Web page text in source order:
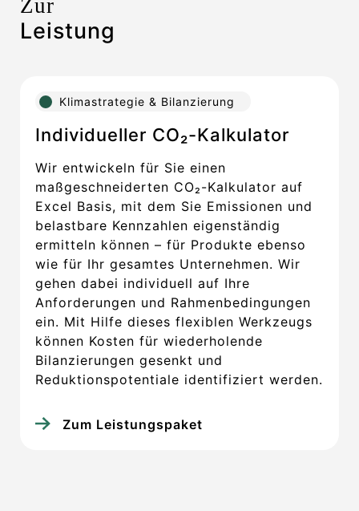
Zur
Leistung
Klimastrategie & Bilanzierung
Individueller CO₂-Kalkulator
Wir entwickeln für Sie einen
maßgeschneiderten CO₂-Kalkulator auf
Excel Basis, mit dem Sie Emissionen und
belastbare Kennzahlen eigenständig
ermitteln können – für Produkte ebenso
wie für Ihr gesamtes Unternehmen. Wir
gehen dabei individuell auf Ihre
Anforderungen und Rahmenbedingungen
ein. Mit Hilfe dieses flexiblen Werkzeugs
können Kosten für wiederholende
Bilanzierungen gesenkt und
Reduktionspotentiale identifiziert werden.
Zum Leistungspaket